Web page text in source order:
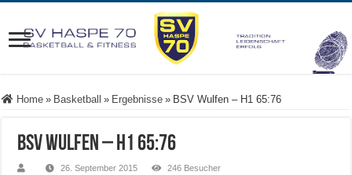
Home » Basketball » Ergebnisse » BSV Wulfen – H1 65:76
BSV Wulfen – H1 65:76
26. September 2015 246 Besucher